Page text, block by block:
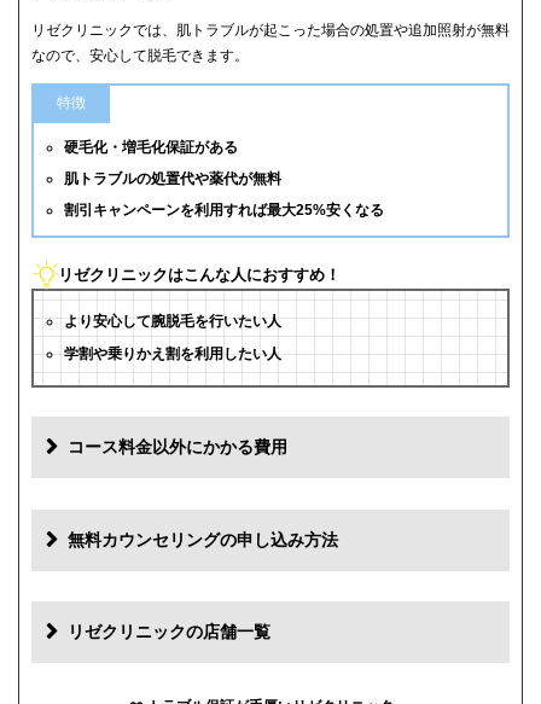
リゼクリニックでは、肌トラブルが起こった場合の処置や追加照射が無料
なので、安心して脱毛できます。
特徴
硬毛化・増毛化保証がある
肌トラブルの処置代や薬代が無料
割引キャンペーンを利用すれば最大25%安くなる
リゼクリニックはこんな人におすすめ！
より安心して腕脱毛を行いたい人
学割や乗りかえ割を利用したい人
コース料金以外にかかる費用
初診料 0円
再診料 0円
無料カウンセリングの申し込み方法
リゼクリニックの店舗一覧